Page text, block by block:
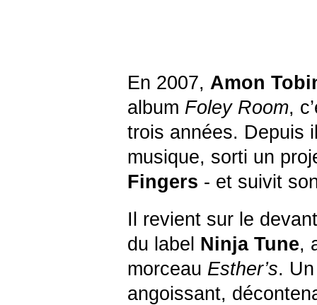
En 2007, Amon
album Foley Room,
trois années. Depuis
musique, sorti un
Fingers - et suivit
Il revient sur le
du label Ninja Tune,
morceau Esther’s.
angoissant,